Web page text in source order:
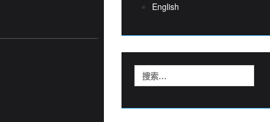
English
索：